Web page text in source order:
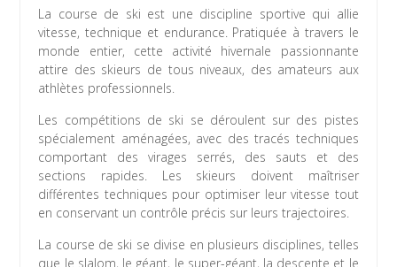
La course de ski est une discipline sportive qui allie
vitesse, technique et endurance. Pratiquée à travers le
monde entier, cette activité hivernale passionnante
attire des skieurs de tous niveaux, des amateurs aux
athlètes professionnels.
Les compétitions de ski se déroulent sur des pistes
spécialement aménagées, avec des tracés techniques
comportant des virages serrés, des sauts et des
sections rapides. Les skieurs doivent maîtriser
différentes techniques pour optimiser leur vitesse tout
en conservant un contrôle précis sur leurs trajectoires.
La course de ski se divise en plusieurs disciplines, telles
que le slalom, le géant, le super-géant, la descente et le